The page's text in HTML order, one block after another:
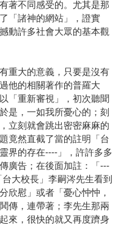
著不同感受的。尤其是那
「諸神的網站」，證實
動許多社會大眾的基本觀
大的意義，只要是沒有
他的相關著作的普羅大
「重新審視」，初次聽聞
是，一如我所憂心的；刻
立刻就會跳出密密麻麻的
竟然直截了當的註明「台
界的存在----」，許許多多
廣告；在後面加註：「---
大校長」李嗣涔先生看到
欣慰」或者「憂心忡忡，
傳，連帶著；李先生那兩
來，很快的就又再度躋身